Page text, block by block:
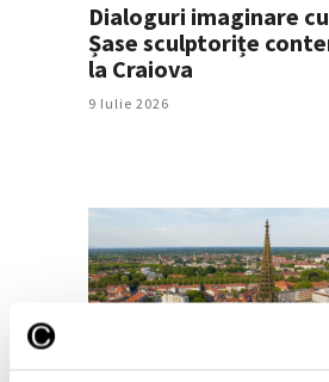
Dialoguri imaginare
Șase sculptorițe
la Craiova
9 Iulie 2026